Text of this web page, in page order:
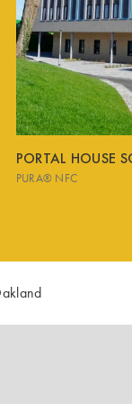
PORTAL HOUSE
PURA® NFC